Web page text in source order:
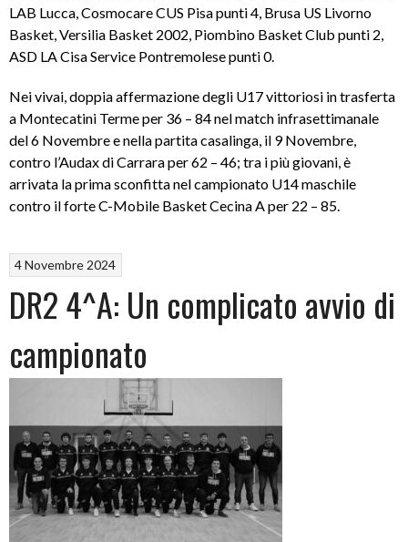
LAB Lucca, Cosmocare CUS Pisa punti 4, Brusa US Livorno
Basket, Versilia Basket 2002, Piombino Basket Club punti 2,
ASD LA Cisa Service Pontremolese punti 0.
Nei vivai, doppia affermazione degli U17 vittoriosi in trasferta
a Montecatini Terme per 36 – 84 nel match infrasettimanale
del 6 Novembre e nella partita casalinga, il 9 Novembre,
contro l’Audax di Carrara per 62 – 46; tra i più giovani, è
arrivata la prima sconfitta nel campionato U14 maschile
contro il forte C-Mobile Basket Cecina A per 22 – 85.
4 Novembre 2024
DR2 4^A: Un complicato avvio di
campionato